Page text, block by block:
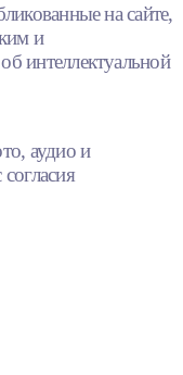
на сайте,
и
интеллектуальной
аудио и